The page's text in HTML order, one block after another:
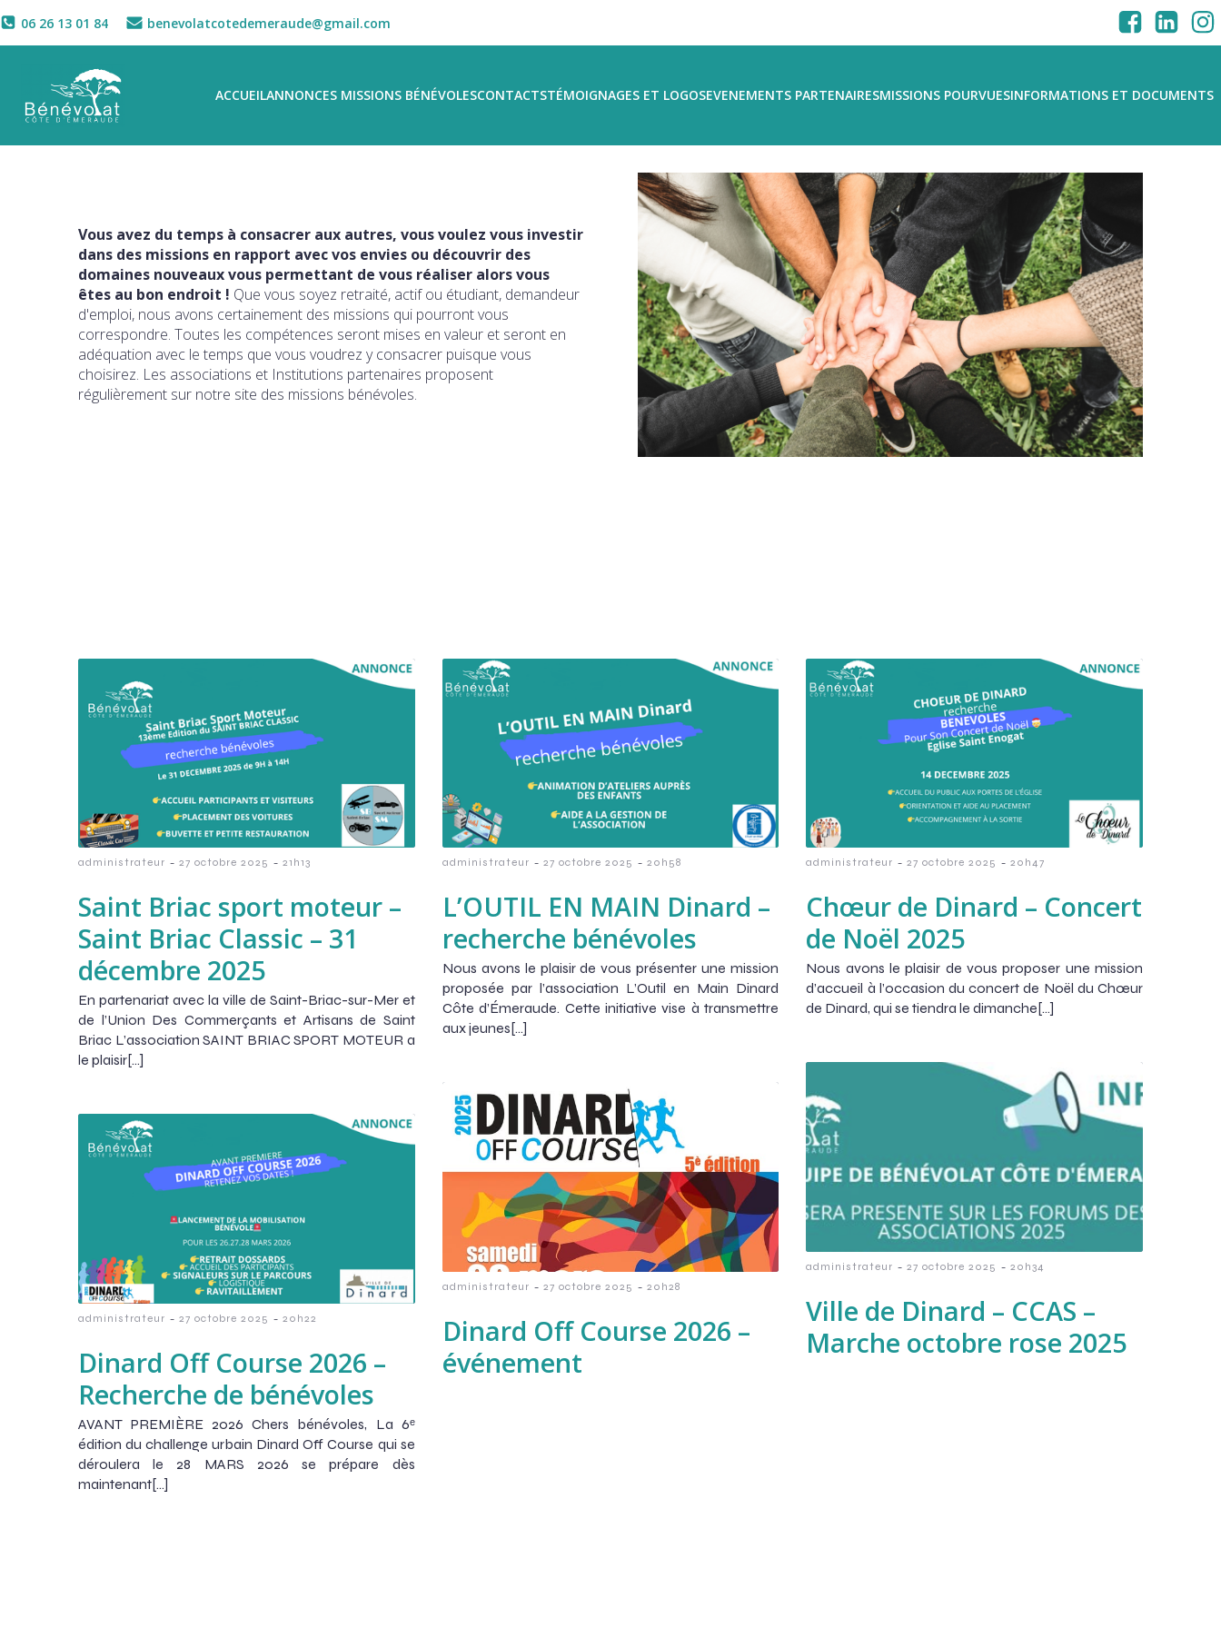
06 26 13 01 84 benevolatcotedemeraude@gmail.com
ACCUEILANNONCES MISSIONS BÉNÉVOLESCONTACTSTÉMOIGNAGES ET LOGOSEVENEMENTS PARTENAIRESMISSIONS POURVUESINFORMATIONS ET DOCUMENTS
Vous avez du temps à consacrer aux autres, vous voulez vous investir
dans des missions en rapport avec vos envies ou découvrir des
domaines nouveaux vous permettant de vous réaliser alors vous
êtes au bon endroit ! Que vous soyez retraité, actif ou étudiant, demandeur
d'emploi, nous avons certainement des missions qui pourront vous
correspondre. Toutes les compétences seront mises en valeur et seront en
adéquation avec le temps que vous voudrez y consacrer puisque vous
choisirez. Les associations et Institutions partenaires proposent
régulièrement sur notre site des missions bénévoles.
administrateur - 27 octobre 2025 - 21h13
Saint Briac sport moteur –
Saint Briac Classic – 31
décembre 2025
En partenariat avec la ville de Saint-Briac-sur-Mer et
de l’Union Des Commerçants et Artisans de Saint
Briac L’association SAINT BRIAC SPORT MOTEUR a
le plaisir[…]
administrateur - 27 octobre 2025 - 20h58
L’OUTIL EN MAIN Dinard –
recherche bénévoles
Nous avons le plaisir de vous présenter une mission
proposée par l’association L’Outil en Main Dinard
Côte d’Émeraude. Cette initiative vise à transmettre
aux jeunes[…]
administrateur - 27 octobre 2025 - 20h47
Chœur de Dinard – Concert
de Noël 2025
Nous avons le plaisir de vous proposer une mission
d’accueil à l’occasion du concert de Noël du Chœur
de Dinard, qui se tiendra le dimanche[…]
administrateur - 27 octobre 2025 - 20h34
Ville de Dinard – CCAS –
Marche octobre rose 2025
administrateur - 27 octobre 2025 - 20h28
Dinard Off Course 2026 –
événement
administrateur - 27 octobre 2025 - 20h22
Dinard Off Course 2026 –
Recherche de bénévoles
AVANT PREMIÈRE 2026 Chers bénévoles, La 6ᵉ
édition du challenge urbain Dinard Off Course qui se
déroulera le 28 MARS 2026 se prépare dès
maintenant[…]